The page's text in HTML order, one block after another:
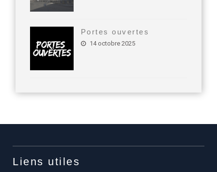
Portes ouvertes
14 octobre 2025
Liens utiles